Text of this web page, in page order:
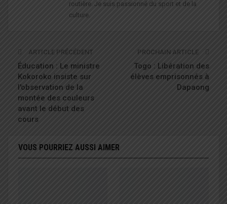
routière. Je suis passionné du sport et de la
culture.
ARTICLE PRÉCÉDENT
Éducation : Le ministre
Kokoroko insiste sur
l'observation de la
montée des couleurs
avant le début des
cours
PROCHAIN ARTICLE
Togo : Libération des
élèves emprisonnés à
Dapaong
VOUS POURRIEZ AUSSI AIMER